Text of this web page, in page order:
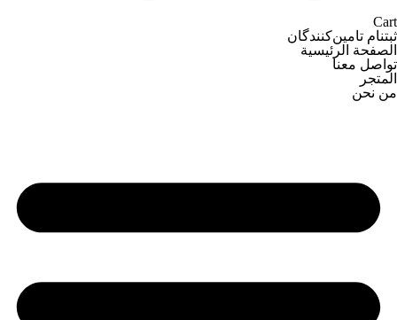
Cart
ثبتنام تامین‌کنندگان
الصفحة الرئيسية
تواصل معنا
المتجر
من نحن